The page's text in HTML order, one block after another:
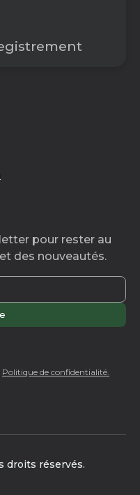
pour rester au
des nouveautés.
Politique de confidentialité.
droits réservés.